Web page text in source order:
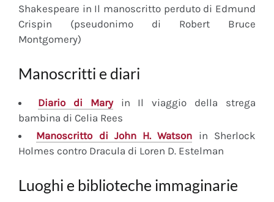
Shakespeare in Il manoscritto perduto di Edmund
Crispin (pseudonimo di Robert Bruce
Montgomery)
Manoscritti e diari
Diariodi Maryin Il viaggio della strega
bambina di Celia Rees
Manoscritto di John H. Watson in Sherlock
Holmes contro Dracula di Loren D. Estelman
Luoghi e biblioteche immaginarie